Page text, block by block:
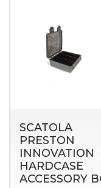
SCATOLA
PRESTON
INNOVATION
HARDCASE
ACCESSORY